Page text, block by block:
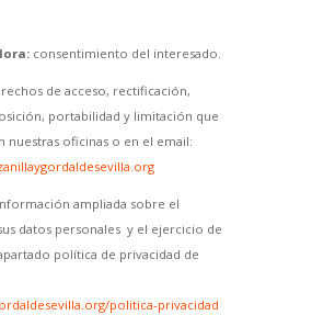
consentimiento del interesado.
de acceso, rectificación,
portabilidad y limitación que
nuestras oficinas o en el email:
ampliada sobre el
datos personales y el ejercicio de
política de privacidad de
politica-privacidad